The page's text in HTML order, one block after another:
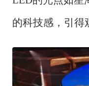
的科技感，引得